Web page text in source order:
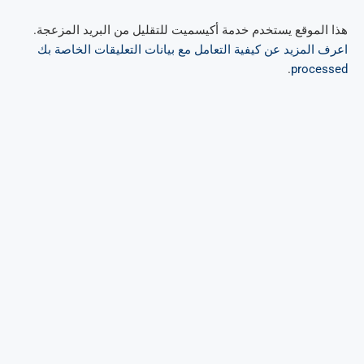
هذا الموقع يستخدم خدمة أكيسميت للتقليل من البريد المزعجة.
اعرف المزيد عن كيفية التعامل مع بيانات التعليقات الخاصة بك
processed
.